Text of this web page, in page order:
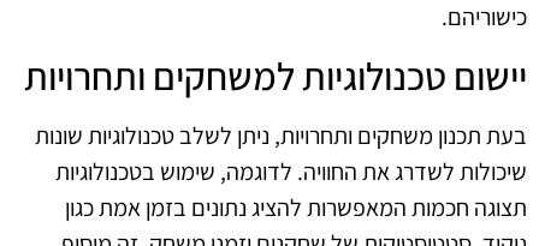
כישוריהם.
יישום טכנולוגיות למשחקים ותחרויות
בעת תכנון משחקים ותחרויות, ניתן לשלב טכנולוגיות שונות
שיכולות לשדרג את החוויה. לדוגמה, שימוש בטכנולוגיות
תצוגה חכמות המאפשרות להציג נתונים בזמן אמת כגון